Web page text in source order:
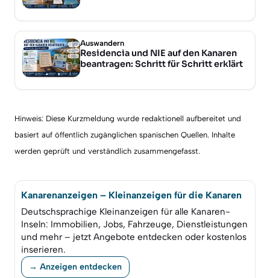
Auswandern
Residencia und NIE auf den Kanaren
beantragen: Schritt für Schritt erklärt
Hinweis: Diese Kurzmeldung wurde redaktionell aufbereitet und
basiert auf öffentlich zugänglichen spanischen Quellen. Inhalte
werden geprüft und verständlich zusammengefasst.
Kanarenanzeigen – Kleinanzeigen für die Kanaren
Deutschsprachige Kleinanzeigen für alle Kanaren-
Inseln: Immobilien, Jobs, Fahrzeuge, Dienstleistungen
und mehr – jetzt Angebote entdecken oder kostenlos
inserieren.
→ Anzeigen entdecken